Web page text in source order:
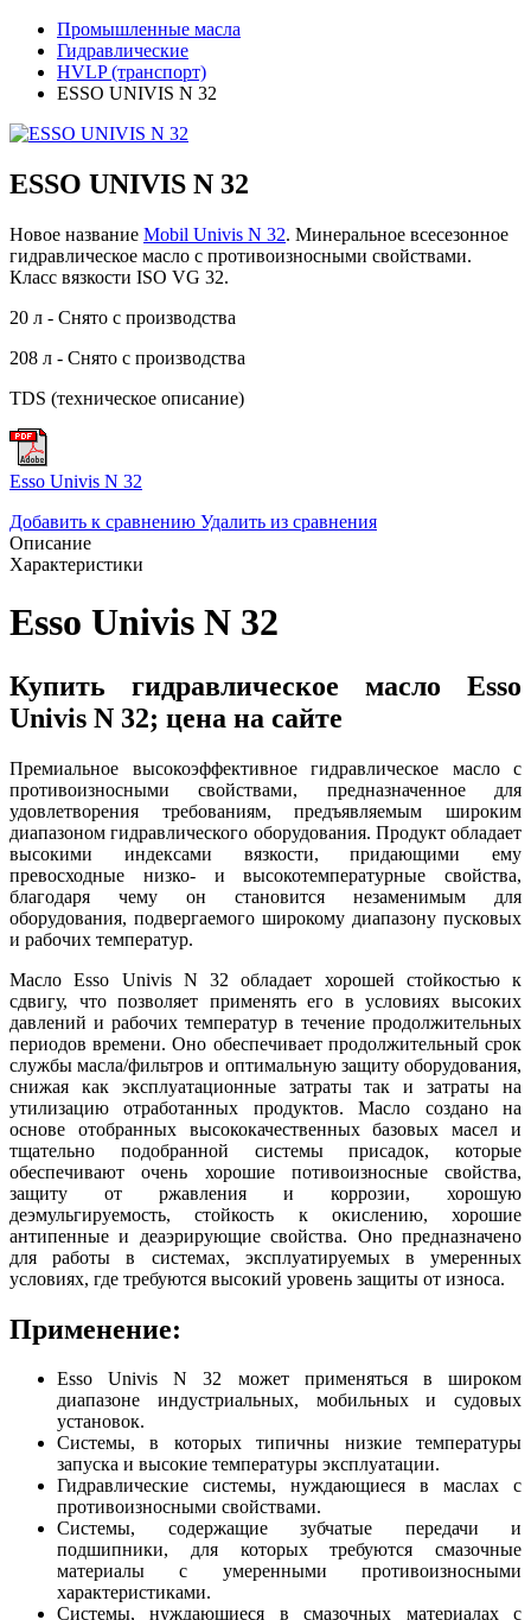
Промышленные масла
Гидравлические
HVLP (транспорт)
ESSO UNIVIS N 32
ESSO UNIVIS N 32
Новое название Mobil Univis N 32. Минеральное всесезонное
гидравлическое масло с противоизносными свойствами.
Класс вязкости ISO VG 32.
20 л - Снято с производства
208 л - Снято с производства
TDS (техническое описание)
Esso Univis N 32
Добавить к сравнению Удалить из сравнения
Описание
Характеристики
Esso Univis N 32
Купить гидравлическое масло Esso
Univis N 32; цена на сайте
Премиальное высокоэффективное гидравлическое масло с
противоизносными свойствами, предназначенное для
удовлетворения требованиям, предъявляемым широким
диапазоном гидравлического оборудования. Продукт обладает
высокими индексами вязкости, придающими ему
превосходные низко- и высокотемпературные свойства,
благодаря чему он становится незаменимым для
оборудования, подвергаемого широкому диапазону пусковых
и рабочих температур.
Масло Esso Univis N 32 обладает хорошей стойкостью к
сдвигу, что позволяет применять его в условиях высоких
давлений и рабочих температур в течение продолжительных
периодов времени. Оно обеспечивает продолжительный срок
службы масла/фильтров и оптимальную защиту оборудования,
снижая как эксплуатационные затраты так и затраты на
утилизацию отработанных продуктов. Масло создано на
основе отобранных высококачественных базовых масел и
тщательно подобранной системы присадок, которые
обеспечивают очень хорошие потивоизносные свойства,
защиту от ржавления и коррозии, хорошую
деэмульгируемость, стойкость к окислению, хорошие
антипенные и деаэрирующие свойства. Оно предназначено
для работы в системах, эксплуатируемых в умеренных
условиях, где требуются высокий уровень защиты от износа.
Применение:
Esso Univis N 32 может применяться в широком
диапазоне индустриальных, мобильных и судовых
установок.
Системы, в которых типичны низкие температуры
запуска и высокие температуры эксплуатации.
Гидравлические системы, нуждающиеся в маслах с
противоизносными свойствами.
Системы, содержащие зубчатые передачи и
подшипники, для которых требуются смазочные
материалы с умеренными противоизносными
характеристиками.
Системы, нуждающиеся в смазочных материалах с